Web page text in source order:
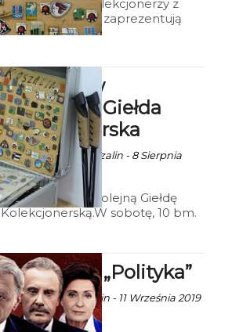
Po raz kolejny kolekcjonerzy z
Koszalina i okolic zaprezentują
swoje zbiory.
Muzeum w
Koszalinie: Giełda
Kolekcjonerska
Ala za Muzeum Koszalin - 8 Sierpnia
2019 godz. 7:22
Zapraszamy na kolejną Giełdę
Kolekcjonerską.W sobotę, 10 bm.
Kryterium: „Polityka”
Ala za CK 105 Koszalin - 11 Września 2019
godz. 9:40